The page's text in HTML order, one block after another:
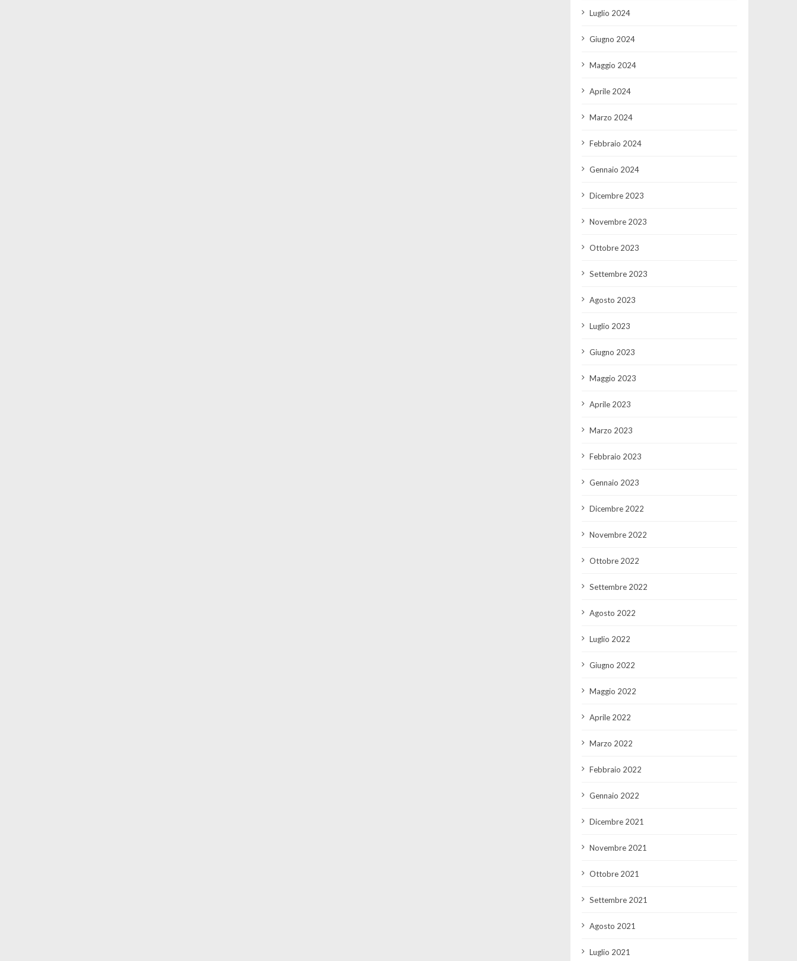
Luglio 2024
Giugno 2024
Maggio 2024
Aprile 2024
Marzo 2024
Febbraio 2024
Gennaio 2024
Dicembre 2023
Novembre 2023
Ottobre 2023
Settembre 2023
Agosto 2023
Luglio 2023
Giugno 2023
Maggio 2023
Aprile 2023
Marzo 2023
Febbraio 2023
Gennaio 2023
Dicembre 2022
Novembre 2022
Ottobre 2022
Settembre 2022
Agosto 2022
Luglio 2022
Giugno 2022
Maggio 2022
Aprile 2022
Marzo 2022
Febbraio 2022
Gennaio 2022
Dicembre 2021
Novembre 2021
Ottobre 2021
Settembre 2021
Agosto 2021
Luglio 2021